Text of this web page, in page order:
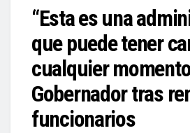
“Esta es una
que puede tener
cualquier
Gobernador tras
funcionarios